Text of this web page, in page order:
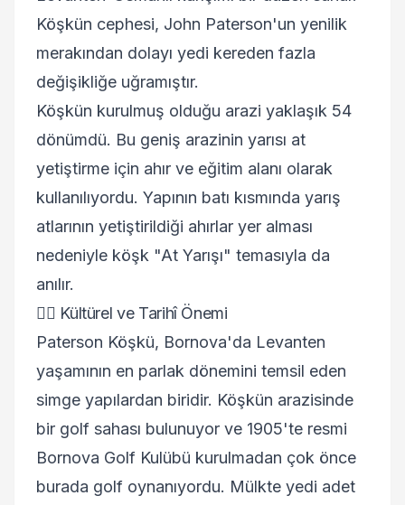
Köşkün cephesi, John Paterson'un yenilik
merakından dolayı yedi kereden fazla
değişikliğe uğramıştır.
Köşkün kurulmuş olduğu arazi yaklaşık 54
dönümdü. Bu geniş arazinin yarısı at
yetiştirme için ahır ve eğitim alanı olarak
kullanılıyordu. Yapının batı kısmında yarış
atlarının yetiştirildiği ahırlar yer alması
nedeniyle köşk "At Yarışı" temasıyla da
anılır.
🏌️‍♂️ Kültürel ve Tarihî Önemi
Paterson Köşkü, Bornova'da Levanten
yaşamının en parlak dönemini temsil eden
simge yapılardan biridir. Köşkün arazisinde
bir golf sahası bulunuyor ve 1905'te resmi
Bornova Golf Kulübü kurulmadan çok önce
burada golf oynanıyordu. Mülkte yedi adet